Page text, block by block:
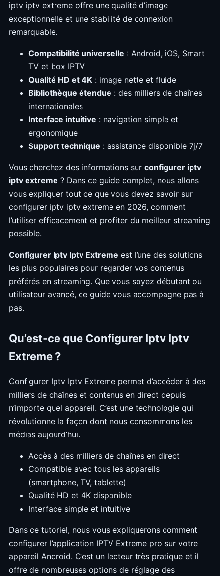
iptv iptv extreme offre une qualité d’image
exceptionnelle et une stabilité de connexion
remarquable.
Compatibilité universelle : Android, iOS, Smart
TV et box IPTV
Qualité HD et 4K : image nette et fluide
Bibliothèque étendue : des milliers de chaînes
internationales
Interface intuitive : navigation simple et
ergonomique
Support technique : assistance disponible 7j/7
Vous cherchez des informations sur configurer iptv
iptv extreme ? Dans ce guide complet, nous allons
vous expliquer tout ce que vous devez savoir sur
configurer iptv iptv extreme en 2026, comment
l’utiliser efficacement et profiter du meilleur streaming
possible.
Configurer Iptv Iptv Extreme est l’une des solutions
les plus populaires pour regarder vos contenus
préférés en streaming. Que vous soyez débutant ou
utilisateur avancé, ce guide vous accompagne pas à
pas.
Qu’est-ce que Configurer Iptv Iptv
Extreme ?
Configurer Iptv Iptv Extreme permet d’accéder à des
milliers de chaînes et contenus en direct depuis
n’importe quel appareil. C’est une technologie qui
révolutionne la façon dont nous consommons les
médias aujourd’hui.
Accès à des milliers de chaînes en direct
Compatible avec tous les appareils
(smartphone, TV, tablette)
Qualité HD et 4K disponible
Interface simple et intuitive
Dans ce tutoriel, nous vous expliquerons comment
configurer l’application IPTV Extreme pro sur votre
appareil Android. C’est un lecteur très pratique et il
offre de nombreuses options de réglage des